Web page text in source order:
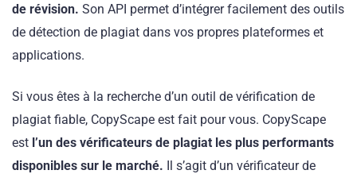
de révision. Son API permet d’intégrer facilement des outils
de détection de plagiat dans vos propres plateformes et
applications.
Si vous êtes à la recherche d’un outil de vérification de
plagiat fiable, CopyScape est fait pour vous. CopyScape
est l’un des vérificateurs de plagiat les plus performants
disponibles sur le marché. Il s’agit d’un vérificateur de